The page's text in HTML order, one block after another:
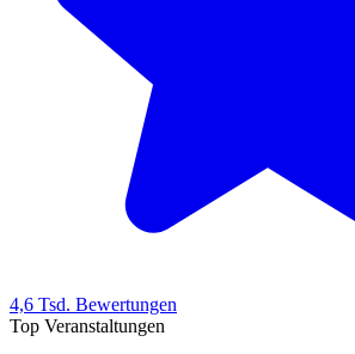
4,6 Tsd. Bewertungen
Top Veranstaltungen